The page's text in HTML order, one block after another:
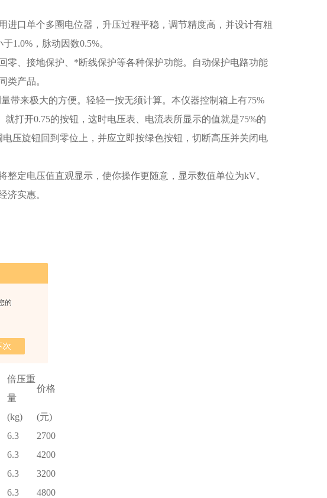
的
进口单个多圈电位器，升压过程平稳，调节精度高，并设计有粗
1.0%，脉动因数0.5%。
零、接地保护、*断线保护等各种保护功能。自动保护电路功能
类产品。
带来极大的方便。轻轻一按无须计算。本仪器控制箱上有75%
打开0.75的按钮，这时电压表、电流表所显示的值就是75%的
压旋钮回到零位上，并应立即按绿色按钮，切断高压并关闭电
定电压值直观显示，使你操作更随意，显示数值单位为kV。
济实惠。
倍压重
量
价格
(kg)
(元)
6.3
2700
6.3
4200
6.3
3200
6.3
4800